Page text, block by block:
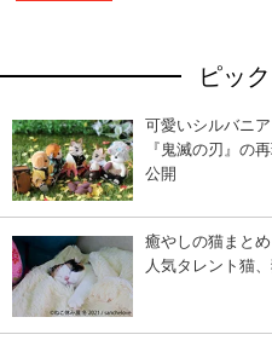
ピッ
可愛いシルバニ
『鬼滅の刃』の
公開
癒やしの猫まとめ
人気タレント猫